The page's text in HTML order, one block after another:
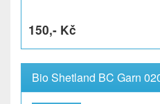
150,- Kč
Bio Shetland BC Garn